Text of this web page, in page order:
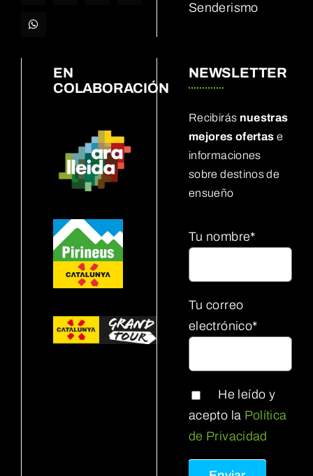
Senderismo
EN
COLABORACIÓN
NEWSLETTER
Recibirás nuestras
mejores ofertas e
informaciones
sobre destinos de
ensueño
Tu nombre*
Tu correo
electrónico*
He leído y
acepto la Política
de Privacidad